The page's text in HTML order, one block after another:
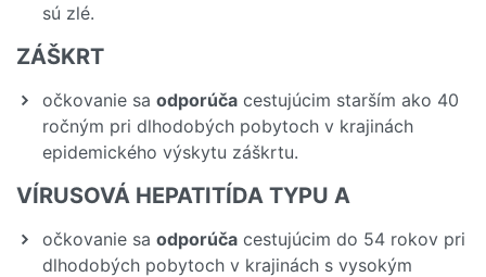
sú zlé.
ZÁŠKRT
očkovanie sa odporúča cestujúcim starším ako 40
ročným pri dlhodobých pobytoch v krajinách
epidemického výskytu záškrtu.
VÍRUSOVÁ HEPATITÍDA TYPU A
očkovanie sa odporúča cestujúcim do 54 rokov pri
dlhodobých pobytoch v krajinách s vysokým